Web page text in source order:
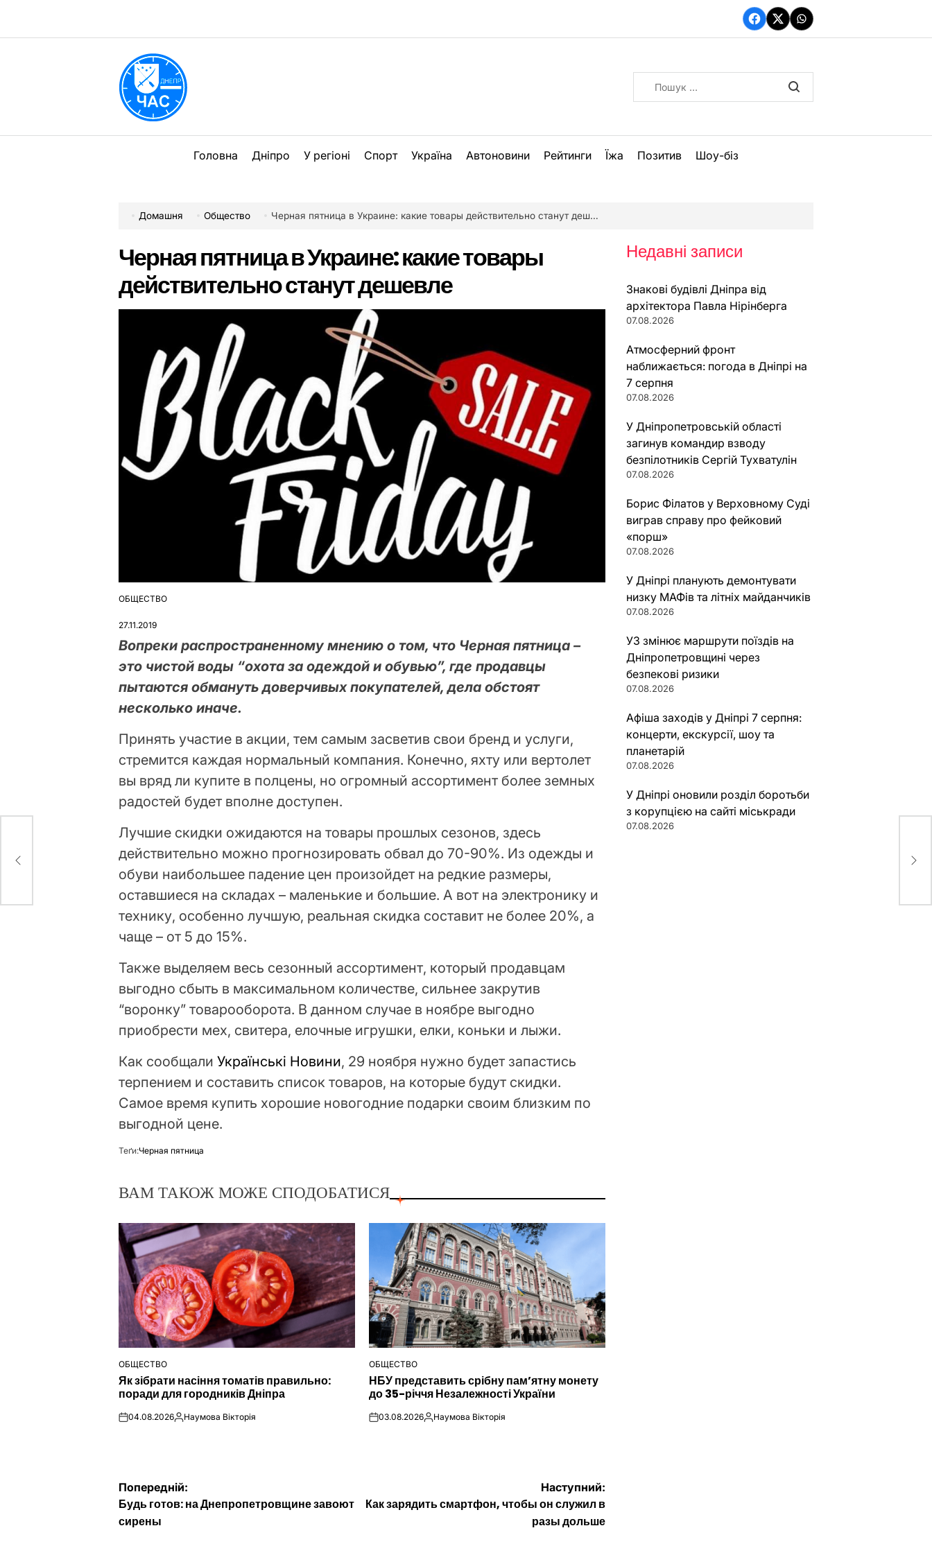
вмісту
Facebook
TwitterWhatsApp
Головна Дніпро У регіоні Спорт Україна Автоновини Рейтинги Їжа Позитив Шоу-біз
Домашня Общество Черная пятница в Украине: какие товары действительно станут дешевле
Черная пятница в Украине: какие товары
действительно станут дешевле
ОПУБЛІКУВАТИ
ОБЩЕСТВО
27.11.2019
Вопреки распространенному мнению о том, что Черная пятница –
это чистой воды “охота за одеждой и обувью”, где продавцы
пытаются обмануть доверчивых покупателей, дела обстоят
несколько иначе.
Принять участие в акции, тем самым засветив свои бренд и услуги,
стремится каждая нормальный компания. Конечно, яхту или вертолет
вы вряд ли купите в полцены, но огромный ассортимент более земных
радостей будет вполне доступен.
Лучшие скидки ожидаются на товары прошлых сезонов, здесь
действительно можно прогнозировать обвал до 70-90%. Из одежды и
обуви наибольшее падение цен произойдет на редкие размеры,
оставшиеся на складах – маленькие и большие. А вот на электронику и
технику, особенно лучшую, реальная скидка составит не более 20%, а
чаще – от 5 до 15%.
Также выделяем весь сезонный ассортимент, который продавцам
выгодно сбыть в максимальном количестве, сильнее закрутив
“воронку” товарооборота. В данном случае в ноябре выгодно
приобрести мех, свитера, елочные игрушки, елки, коньки и лыжи.
Как сообщали Українські Новини, 29 ноября нужно будет запастись
терпением и составить список товаров, на которые будут скидки.
Самое время купить хорошие новогодние подарки своим близким по
выгодной цене.
Теґи:Черная пятница
ВАМ ТАКОЖ МОЖЕ СПОДОБАТИСЯ
ОПУБЛІКУВАТИ
У
ОБЩЕСТВО
Як зібрати насіння томатів правильно:
поради для городників Дніпра
on04.08.2026Опубліковано
Наумова Вікторія
ОПУБЛІКУВАТИ
У
ОБЩЕСТВО
НБУ представить срібну пам’ятну монету
до 35-річчя Незалежності України
on03.08.2026Опубліковано
Наумова Вікторія
Навігація
записів
Попередній:
Будь готов: на Днепропетровщине завоют
сирены
Наступний:
Как зарядить смартфон, чтобы он служил в
разы дольше
Недавні записи
Знакові будівлі Дніпра від
архітектора Павла Нірінберга
07.08.2026
Атмосферний фронт
наближається: погода в Дніпрі на
7 серпня
07.08.2026
У Дніпропетровській області
загинув командир взводу
безпілотників Сергій Тухватулін
07.08.2026
Борис Філатов у Верховному Суді
виграв справу про фейковий
«порш»
07.08.2026
У Дніпрі планують демонтувати
низку МАФів та літніх майданчиків
07.08.2026
УЗ змінює маршрути поїздів на
Дніпропетровщині через
безпекові ризики
07.08.2026
Афіша заходів у Дніпрі 7 серпня:
концерти, екскурсії, шоу та
планетарій
07.08.2026
У Дніпрі оновили розділ боротьби
з корупцією на сайті міськради
07.08.2026